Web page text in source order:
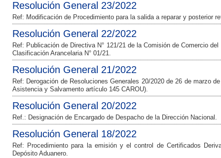
Resolución General 23/2022
Ref: Modificación de Procedimiento para la salida a reparar y posterior
Resolución General 22/2022
Ref: Publicación de Directiva N° 121/21 de la Comisión de Comercio
Clasificación Arancelaria N° 01/21.
Resolución General 21/2022
Ref: Derogación de Resoluciones Generales 20/2020 de 26 de marzo
Asistencia y Salvamento artículo 145 CAROU).
Resolución General 20/2022
Ref.: Designación de Encargado de Despacho de la Dirección Nacional.
Resolución General 18/2022
Ref: Procedimiento para la emisión y el control de Certificados
Depósito Aduanero.